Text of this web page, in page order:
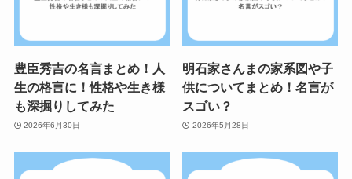
豊臣秀吉の名言まとめ！人
生の格言に！性格や生き様
も深掘りしてみた
2026年6月30日
明石家さんまの家系図や子
供についてまとめ！名言が
スゴい？
2026年5月28日